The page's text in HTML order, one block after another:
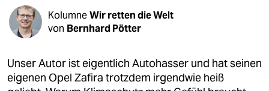
gesellschaft
kultur
sport
KolumneWir retten die Welt
von Bernhard Pötter
Unser Autor ist eigentlich Autohasser und hat seinen
eigenen Opel Zafira trotzdem irgendwie heiß